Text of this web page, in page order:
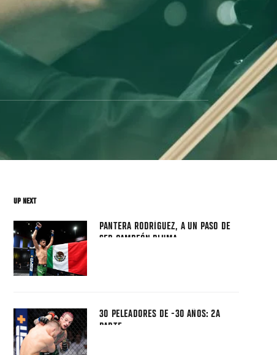
UP NEXT
PANTERA RODRÍGUEZ, A UN PASO DE
SER CAMPEÓN PLUMA
30 PELEADORES DE -30 AÑOS: 2A
PARTE